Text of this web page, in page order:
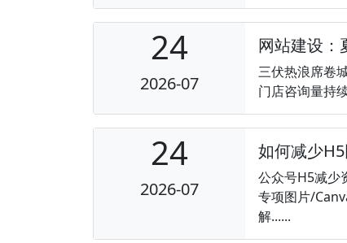
24
2026-07
网站建设：
三伏热浪席卷
门店咨询量持
24
2026-07
如何减少
公众号H5减少
专项图片/
解......